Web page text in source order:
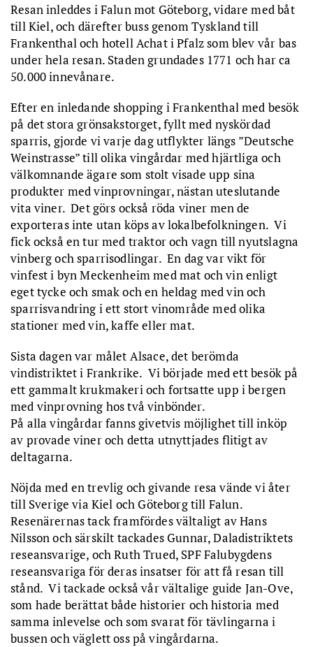
Resan inleddes i Falun mot Göteborg, vidare med båt
till Kiel, och därefter buss genom Tyskland till
Frankenthal och hotell Achat i Pfalz som blev vår bas
under hela resan. Staden grundades 1771 och har ca
50.000 innevånare.
Efter en inledande shopping i Frankenthal med besök
på det stora grönsakstorget, fyllt med nyskördad
sparris, gjorde vi varje dag utflykter längs ”Deutsche
Weinstrasse” till olika vingårdar med hjärtliga och
välkomnande ägare som stolt visade upp sina
produkter med vinprovningar, nästan uteslutande
vita viner. Det görs också röda viner men de
exporteras inte utan köps av lokalbefolkningen. Vi
fick också en tur med traktor och vagn till nyutslagna
vinberg och sparrisodlingar. En dag var vikt för
vinfest i byn Meckenheim med mat och vin enligt
eget tycke och smak och en heldag med vin och
sparrisvandring i ett stort vinområde med olika
stationer med vin, kaffe eller mat.
Sista dagen var målet Alsace, det berömda
vindistriktet i Frankrike. Vi började med ett besök på
ett gammalt krukmakeri och fortsatte upp i bergen
med vinprovning hos två vinbönder.
På alla vingårdar fanns givetvis möjlighet till inköp
av provade viner och detta utnyttjades flitigt av
deltagarna.
Nöjda med en trevlig och givande resa vände vi åter
till Sverige via Kiel och Göteborg till Falun.
Resenärernas tack framfördes vältaligt av Hans
Nilsson och särskilt tackades Gunnar, Daladistriktets
reseansvarige, och Ruth Trued, SPF Falubygdens
reseansvariga för deras insatser för att få resan till
stånd. Vi tackade också vår vältalige guide Jan-Ove,
som hade berättat både historier och historia med
samma inlevelse och som svarat för tävlingarna i
bussen och väglett oss på vingårdarna.